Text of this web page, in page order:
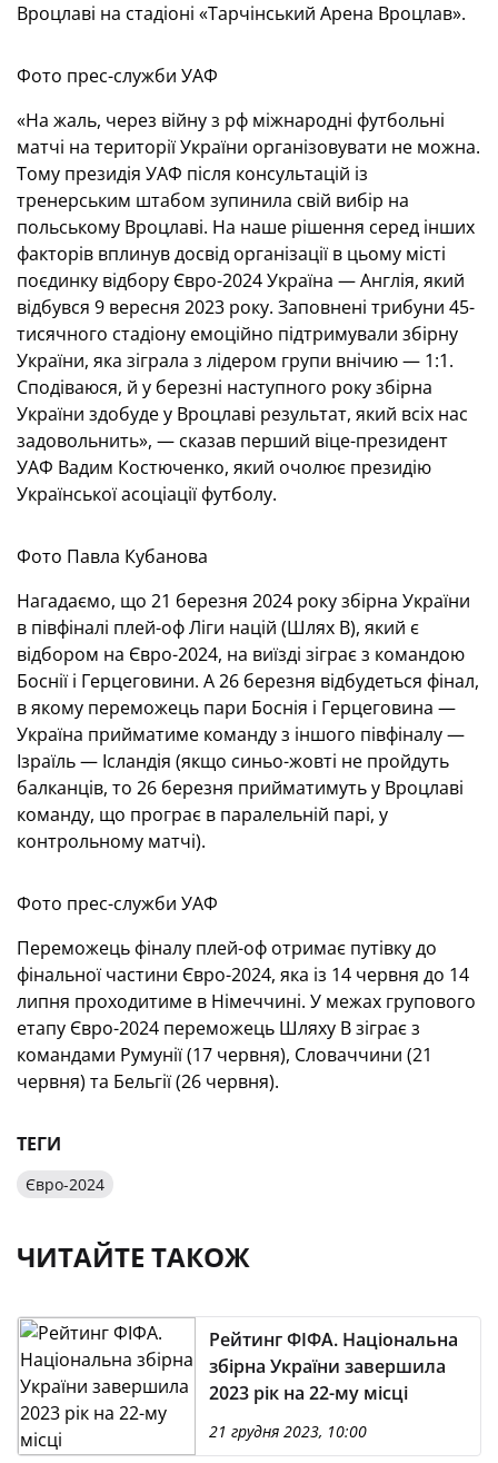
Вроцлаві на стадіоні «Тарчінський Арена Вроцлав».
Фото прес-служби УАФ
«На жаль, через війну з рф міжнародні футбольні
матчі на території України організовувати не можна.
Тому президія УАФ після консультацій із
тренерським штабом зупинила свій вибір на
польському Вроцлаві. На наше рішення серед інших
факторів вплинув досвід організації в цьому місті
поєдинку відбору Євро-2024 Україна — Англія, який
відбувся 9 вересня 2023 року. Заповнені трибуни 45-
тисячного стадіону емоційно підтримували збірну
України, яка зіграла з лідером групи внічию — 1:1.
Сподіваюся, й у березні наступного року збірна
України здобуде у Вроцлаві результат, який всіх нас
задовольнить», — сказав перший віце-президент
УАФ Вадим Костюченко, який очолює президію
Української асоціації футболу.
Фото Павла Кубанова
Нагадаємо, що 21 березня 2024 року збірна України
в півфіналі плей-оф Ліги націй (Шлях В), який є
відбором на Євро-2024, на виїзді зіграє з командою
Боснії і Герцеговини. А 26 березня відбудеться фінал,
в якому переможець пари Боснія і Герцеговина —
Україна прийматиме команду з іншого півфіналу —
Ізраїль — Ісландія (якщо синьо-жовті не пройдуть
балканців, то 26 березня прийматимуть у Вроцлаві
команду, що програє в паралельній парі, у
контрольному матчі).
Фото прес-служби УАФ
Переможець фіналу плей-оф отримає путівку до
фінальної частини Євро-2024, яка із 14 червня до 14
липня проходитиме в Німеччині. У межах групового
етапу Євро-2024 переможець Шляху В зіграє з
командами Румунії (17 червня), Словаччини (21
червня) та Бельгії (26 червня).
ТЕГИ
Євро-2024
ЧИТАЙТЕ ТАКОЖ
Рейтинг ФІФА. Національна
збірна України завершила
2023 рік на 22-му місці
21 грудня 2023, 10:00